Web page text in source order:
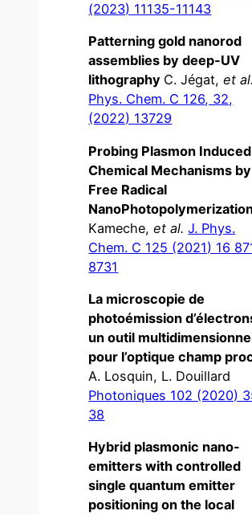
(2023) 11135-11143
Patterning gold nanorod
assemblies by deep-UV
lithography C. Jégat,et al.
Phys. Chem. C 126, 32,
(2022) 13729
Probing Plasmon Induced
Chemical Mechanisms by
Free Radical
Kameche,et al. J. Phys.
Chem. C 125 (2021) 16
8731
La microscopie de
photoémission
un outil
pour l’optique champ
A. Losquin, L. Douillard
Photoniques 102 (2020)
38
Hybrid plasmonic nano-
emitters with controlled
single quantum emitter
positioning on the local